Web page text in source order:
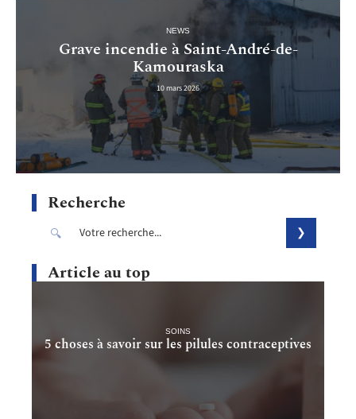
NEWS
Grave incendie à Saint-André-de-
Kamouraska
10 mars 2026
Recherche
Article au top
SOINS
5 choses à savoir sur les pilules contraceptives